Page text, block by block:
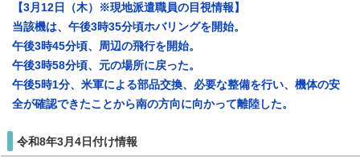
【3月12日（木）※現地派遣職員の目視情報】
当該機は、午後3時35分頃ホバリングを開始。
午後3時45分頃、周辺の飛行を開始。
午後3時58分頃、元の場所に戻った。
午後5時1分、米軍による部品交換、必要な整備を行い、機体の安
全が確認できたことから南の方向に向かって離陸した。
令和8年3月4日付け情報